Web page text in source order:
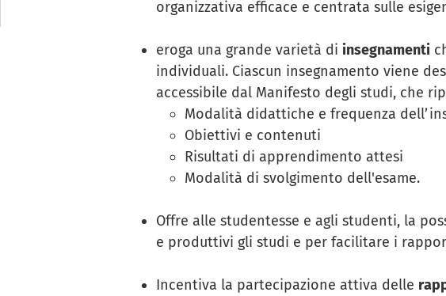
organizzativa efficace e centrata sulle
eroga una grande varietà di insegnamenti
individuali. Ciascun insegnamento viene
accessibile dal Manifesto degli studi, che
Modalità didattiche e frequenza
Obiettivi e contenuti
Risultati di apprendimento attesi
Modalità di svolgimento dell'esame.
Offre alle studentesse e agli studenti, la
e produttivi gli studi e per facilitare i
Incentiva la partecipazione attiva delle